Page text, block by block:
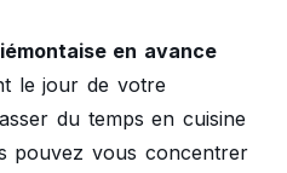
en avance
le jour de votre
du temps en cuisine
pouvez vous concentrer